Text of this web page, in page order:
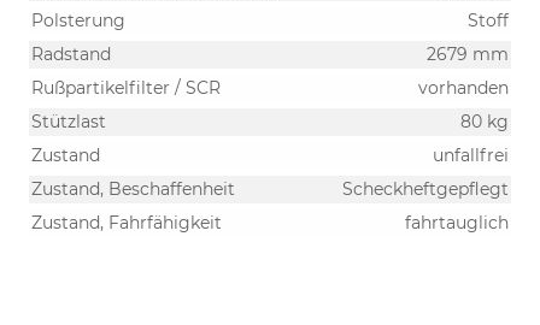
Polsterung
Stoff
Radstand
2679 mm
Rußpartikelfilter / SCR
vorhanden
Stützlast
80 kg
Zustand
unfallfrei
Zustand, Beschaffenheit
Scheckheftgepflegt
Zustand, Fahrfähigkeit
fahrtauglich